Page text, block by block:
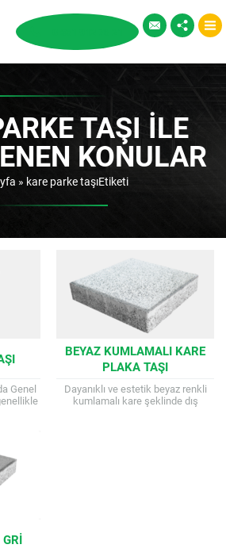
TAŞI ILE
KONULAR
» kare parke taşıEtiketi
Genel
BEYAZ KUMLAMALI KARE
PLAKA TAŞI
Dayanıklı ve estetik beyaz renkli
kumlamalı kare şeklinde dış